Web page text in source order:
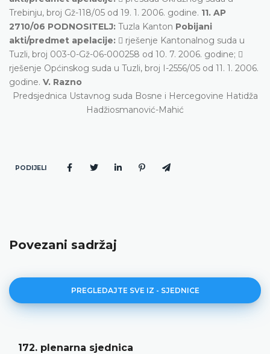
Trebinju, broj Gž-118/05 od 19. 1. 2006. godine. 11. AP
2710/06 PODNOSITELJ: Tuzla Kanton Pobijani
akti/predmet apelacije:  rješenje Kantonalnog suda u
Tuzli, broj 003-0-Gž-06-000258 od 10. 7. 2006. godine; 
rješenje Općinskog suda u Tuzli, broj I-2556/05 od 11. 1. 2006.
godine. V. Razno
Predsjednica Ustavnog suda Bosne i Hercegovine Hatidža
Hadžiosmanović-Mahić
PODIJELI
Povezani sadržaj
PREGLEDAJTE SVE IZ - SJEDNICE
Dnevni red 172. plenarne sjednice